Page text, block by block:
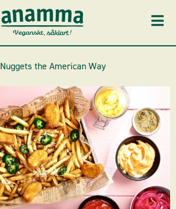
Nuggets the American Way